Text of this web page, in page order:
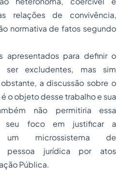
relações de convivência,
normativa de fatos segundo
apresentados para definir o
ser excludentes, mas sim
a discussão sobre o
o objeto desse trabalho e sua
não permitiria essa
seu foco em justificar a
um microssistema de
pessoa jurídica por atos
Pública.